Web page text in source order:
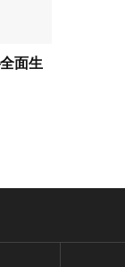
面生